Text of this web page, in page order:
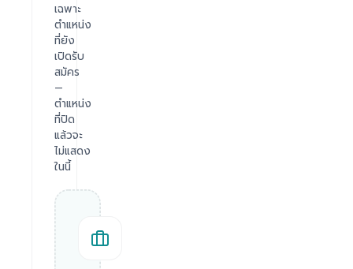
เฉพาะ
ตำแหน่ง
ที่ยัง
เปิดรับ
สมัคร
—
ตำแหน่ง
ที่ปิด
แล้วจะ
ไม่แสดง
ในนี้